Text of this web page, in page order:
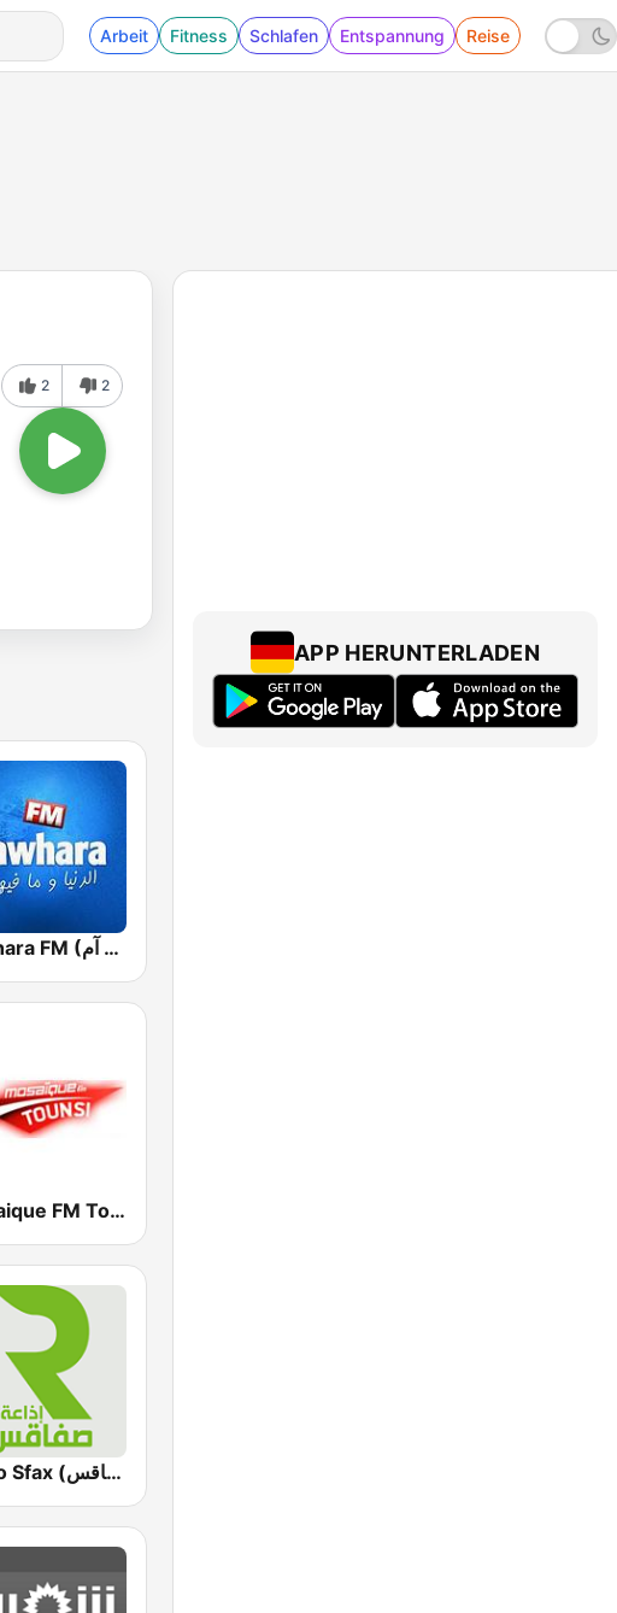
Arbeit Fitness Schlafen Entspannung Reise
2 2
Jawhara FM (جوهرة أف آم)
Mosaique FM Tounsi (موزاييك إف إم)
Radio Sfax (إذاعة صفاقس)
APP HERUNTERLADEN